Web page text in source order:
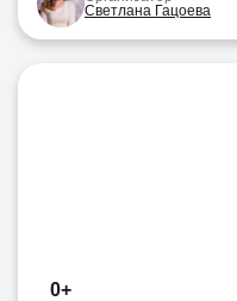
Светлана Гацоева
0+